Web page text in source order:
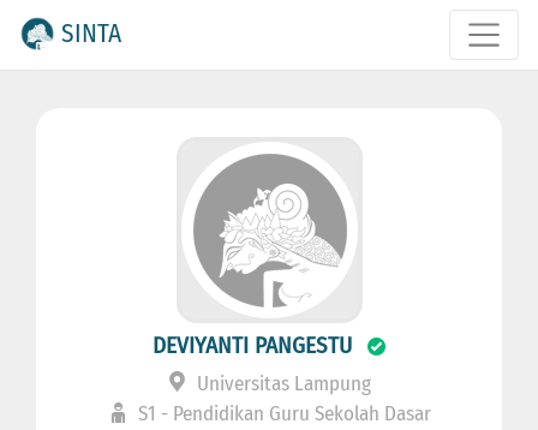
SINTA
DEVIYANTI PANGESTU
Universitas Lampung
S1 - Pendidikan Guru Sekolah Dasar